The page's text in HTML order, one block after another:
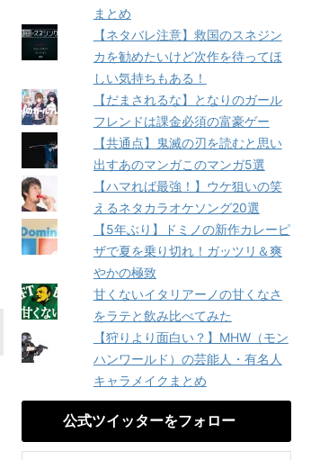
まとめ
【ネタバレ注意】救国のスネジン
カを勧めたいけど次作を待ってほ
しい気持ちもある！
【だまされるな】となりのガール
フレンドは課金必須の富豪ゲー
【共通点】鬼滅の刃を読むと思い
出すあのマンガこのマンガ5選
【ハマれば最強！】ウケ狙いの笑
えるネタカラオケソング20選
【5年ぶり】ドミノの新作カレーピ
ザで夏を乗り切れ！ガッツリ＆爽
やかの極致
甘くないイタリアーノの甘くなさ
をラテと飲み比べてみた
【狩りより面白い？】MHW（モン
ハンワールド）の芸能人・有名人
キャラメイクまとめ
公式ツイッターをフォロー